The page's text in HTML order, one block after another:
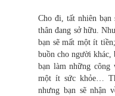
Cho đi, tất nhiên
thân đang sở hữu.
bạn sẽ mất một ít
buồn cho người
bạn làm những công
một ít sức khỏe…
nhưng bạn sẽ nhận